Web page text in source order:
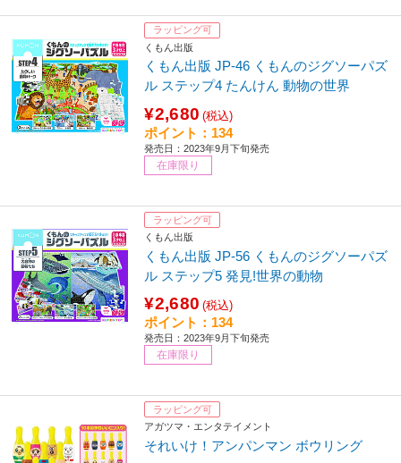
ラッピング可
くもん出版
くもん出版 JP-46 くもんのジグソーパズ
ル ステップ4 たんけん 動物の世界
¥2,680 (税込)
ポイント：134
発売日：2023年9月下旬発売
在庫限り
ラッピング可
くもん出版
くもん出版 JP-56 くもんのジグソーパズ
ル ステップ5 発見!世界の動物
¥2,680 (税込)
ポイント：134
発売日：2023年9月下旬発売
在庫限り
ラッピング可
アガツマ・エンタテイメント
それいけ！アンパンマン ボウリング